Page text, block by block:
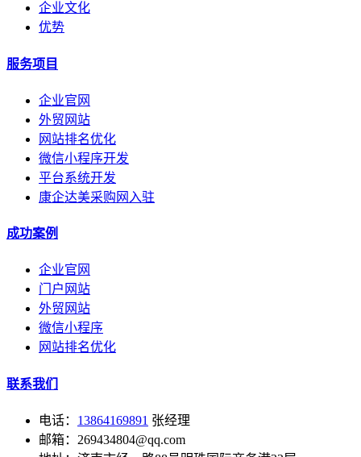
企业文化
优势
服务项目
企业官网
外贸网站
网站排名优化
微信小程序开发
平台系统开发
康企达美采购网入驻
成功案例
企业官网
门户网站
外贸网站
微信小程序
网站排名优化
联系我们
电话： 13864169891 张经理
邮箱：269434804@qq.com